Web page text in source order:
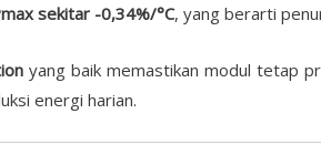
sekitar -0,34%/°C, yang berarti
yang baik memastikan modul tetap
energi harian.